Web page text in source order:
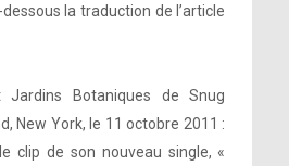
la traduction de l’article
Jardins Botaniques de Snug
New York, le 11 octobre 2011 :
clip de son nouveau single, «